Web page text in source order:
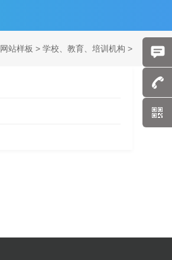
网站样板 > 学校、教育、培训机构 >